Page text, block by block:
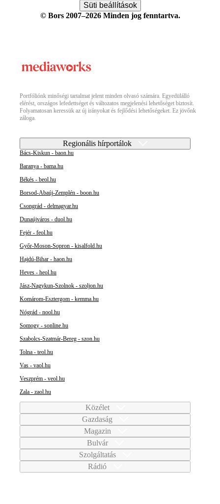
Süti beállítások
© Bors 2007–2026 Minden jog fenntartva.
Portfóliónk minőségi tartalmat jelent minden olvasó számára. Egyedülálló
elérést, országos lefedettséget és változatos megjelenési lehetőséget biztosít.
Folyamatosan keressük az új irányokat és fejlődési lehetőségeket. Ez jövőnk
záloga.
Regionális hírportálok
Bács-Kiskun - baon.hu
Baranya - bama.hu
Békés - beol.hu
Borsod-Abaúj-Zemplén - boon.hu
Csongrád - delmagyar.hu
Dunaújváros - duol.hu
Fejér - feol.hu
Győr-Moson-Sopron - kisalfold.hu
Hajdú-Bihar - haon.hu
Heves - heol.hu
Jász-Nagykun-Szolnok - szoljon.hu
Komárom-Esztergom - kemma.hu
Nógrád - nool.hu
Somogy - sonline.hu
Szabolcs-Szatmár-Bereg - szon.hu
Tolna - teol.hu
Vas - vaol.hu
Veszprém - veol.hu
Zala - zaol.hu
Közélet
Gazdaság
Magazin
Bulvár
Szolgáltatás
Rádió